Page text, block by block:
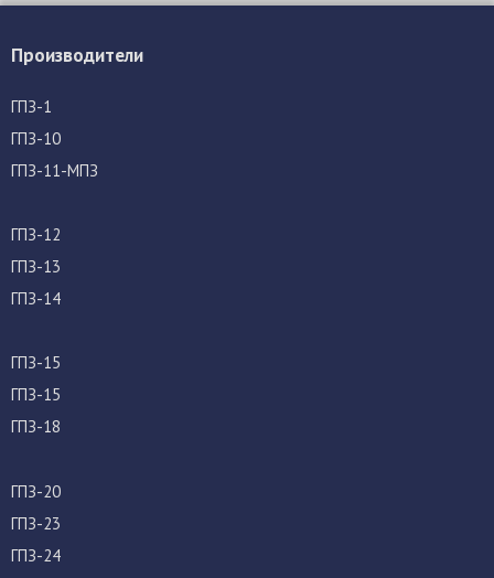
Производители
ГПЗ-1
ГПЗ-10
ГПЗ-11-МПЗ
ГПЗ-12
ГПЗ-13
ГПЗ-14
ГПЗ-15
ГПЗ-15
ГПЗ-18
ГПЗ-20
ГПЗ-23
ГПЗ-24